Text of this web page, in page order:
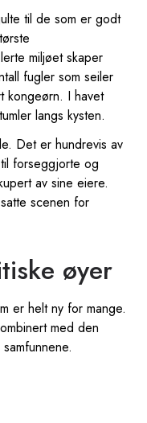
til de som er godt
miljøet skaper
fugler som seiler
kongeørn. I havet
langs kysten.
Det er hundrevis av
forseggjorte og
av sine eiere.
scenen for
øyer
er helt ny for mange.
med den